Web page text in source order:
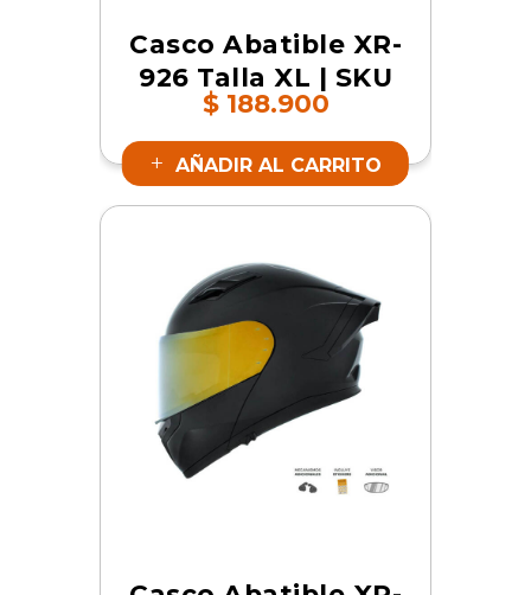
Casco Abatible XR-
926 Talla XL | SKU
17802
$188.900
AÑADIR AL CARRITO